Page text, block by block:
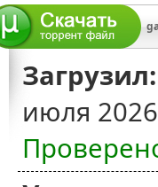
Загрузил:
июля